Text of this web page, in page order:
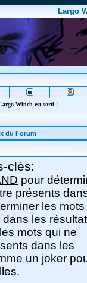
Largo
Winch est sorti !
du Forum
clés:
pour
présents
les
les
mots qui ne
dans les
un joker